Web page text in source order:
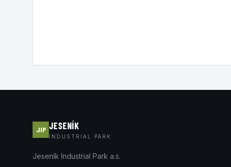
JIP JESENÍK
INDUSTRIAL PARK
Jeseník Industrial Park a.s.